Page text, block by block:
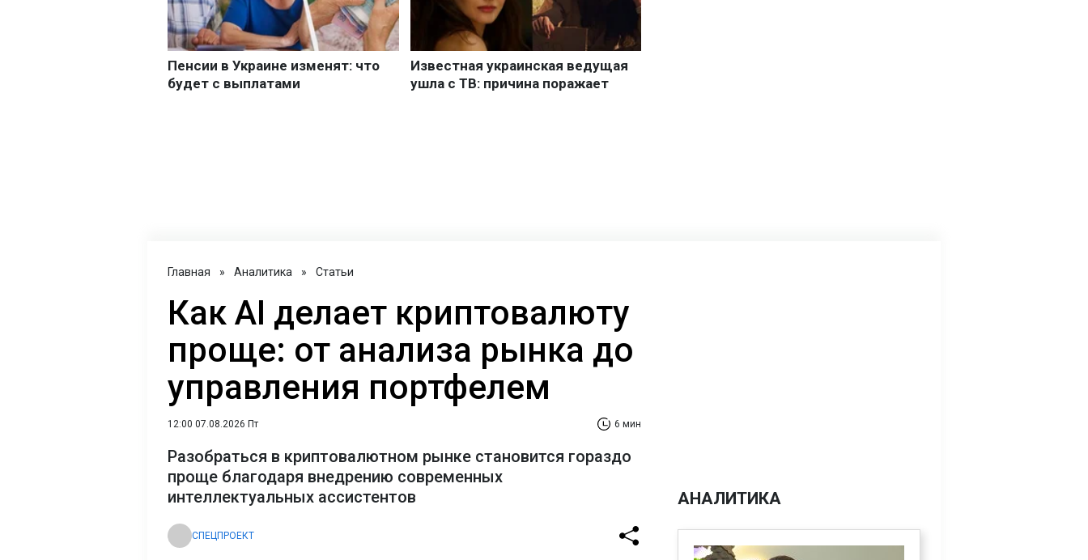
Главная » Аналитика » Статьи
Как AI делает криптовалюту
проще: от анализа рынка до
управления портфелем
12:00 07.08.2026 Пт 6 мин
Разобраться в криптовалютном рынке становится гораздо
проще благодаря внедрению современных
интеллектуальных ассистентов
СПЕЦПРОЕКТ
АНАЛИТИКА